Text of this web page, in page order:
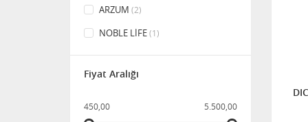
ARZUM (2)
NOBLE LİFE(1)
Fiyat Aralığı
450,00 5.500,00
2'Lİ KAYIK TABAK
1.430,00
NOBLE LİFE MENEKŞE